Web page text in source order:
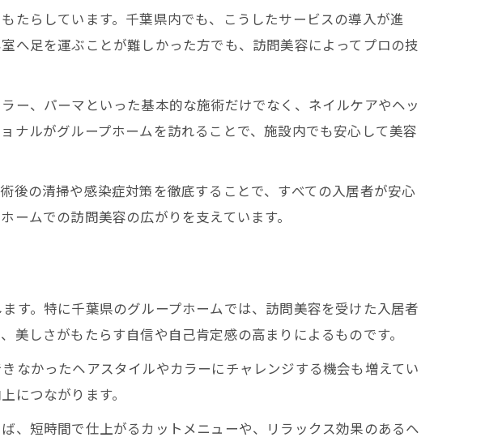
たらしています。千葉県内でも、こうしたサービスの導入が進
へ足を運ぶことが難しかった方でも、訪問美容によってプロの技
ー、パーマといった基本的な施術だけでなく、ネイルケアやヘッ
ナルがグループホームを訪れることで、施設内でも安心して美容
後の清掃や感染症対策を徹底することで、すべての入居者が安心
ムでの訪問美容の広がりを支えています。
す。特に千葉県のグループホームでは、訪問美容を受けた入居者
しさがもたらす自信や自己肯定感の高まりによるものです。
なかったヘアスタイルやカラーにチャレンジする機会も増えてい
につながります。
、短時間で仕上がるカットメニューや、リラックス効果のあるヘ